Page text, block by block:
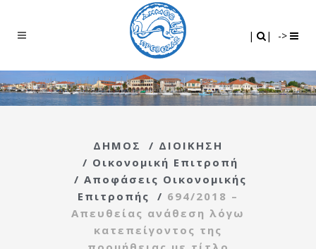
| | ->
ΔΗΜΟΣ / ΔΙΟΙΚΗΣΗ
/ Οικονομική Επιτροπή
/ Αποφάσεις Οικονομικής
Επιτροπής
/ 694/2018 –
Απευθείας ανάθεση λόγω
κατεπείγοντος της